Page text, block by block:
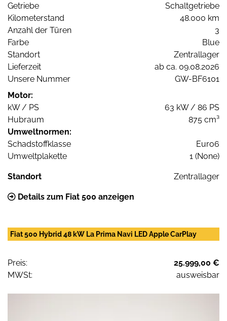
Getriebe
Schaltgetriebe
Kilometerstand
48.000 km
Anzahl der Türen
3
Farbe
Blue
Standort
Zentrallager
Lieferzeit
ab ca. 09.08.2026
Unsere Nummer
GW-BF6101
Motor:
kW / PS
63 kW / 86 PS
Hubraum
875 cm³
Umweltnormen:
Schadstoffklasse
Euro6
Umweltplakette
1 (None)
Standort Zentrallager
Details zum Fiat 500 anzeigen
Fiat 500 Hybrid 48 kW La Prima Navi LED Apple CarPlay
Preis:
25.999,00 €
MWSt:
ausweisbar